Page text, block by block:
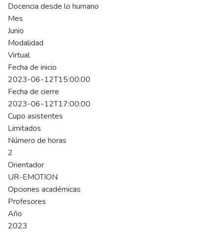
Docencia desde lo humano
Mes
Junio
Modalidad
Virtual
Fecha de inicio
2023-06-12T15:00:00
Fecha de cierre
2023-06-12T17:00:00
Cupo asistentes
Limitados
Número de horas
2
Orientador
UR-EMOTION
Opciones académicas
Profesores
Año
2023